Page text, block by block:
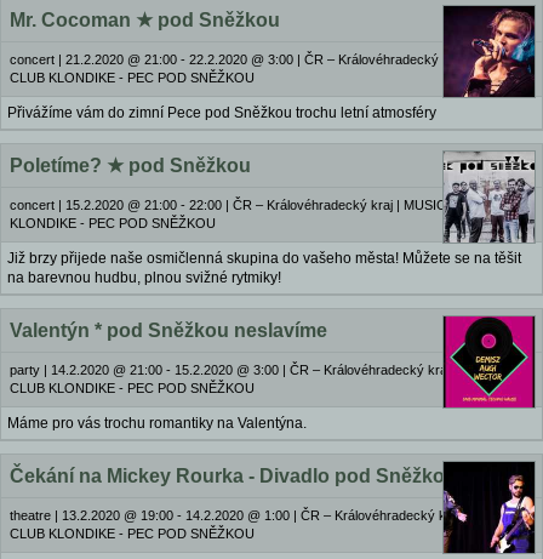
Mr. Cocoman ★ pod Sněžkou
concert | 21.2.2020 @ 21:00 - 22.2.2020 @ 3:00 | ČR – Královéhradecký kraj | MUSIC
CLUB KLONDIKE - PEC POD SNĚŽKOU
Přivážíme vám do zimní Pece pod Sněžkou trochu letní atmosféry
Poletíme? ★ pod Sněžkou
concert | 15.2.2020 @ 21:00 - 22:00 | ČR – Královéhradecký kraj | MUSIC CLUB
KLONDIKE - PEC POD SNĚŽKOU
Již brzy přijede naše osmičlenná skupina do vašeho města! Můžete se na těšit
na barevnou hudbu, plnou svižné rytmiky!
Valentýn * pod Sněžkou neslavíme
party | 14.2.2020 @ 21:00 - 15.2.2020 @ 3:00 | ČR – Královéhradecký kraj | MUSIC
CLUB KLONDIKE - PEC POD SNĚŽKOU
Máme pro vás trochu romantiky na Valentýna.
Čekání na Mickey Rourka - Divadlo pod Sněžkou
theatre | 13.2.2020 @ 19:00 - 14.2.2020 @ 1:00 | ČR – Královéhradecký kraj | MUSIC
CLUB KLONDIKE - PEC POD SNĚŽKOU